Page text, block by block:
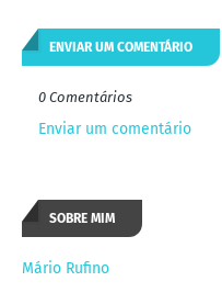
ENVIAR UM COMENTÁRIO
0 Comentários
Enviar um comentário
SOBRE MIM
Mário Rufino